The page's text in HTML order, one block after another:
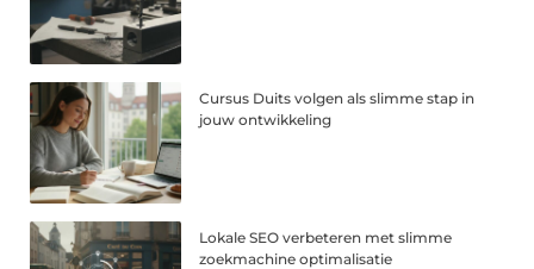
Cursus Duits volgen als slimme stap in
jouw ontwikkeling
Lokale SEO verbeteren met slimme
zoekmachine optimalisatie